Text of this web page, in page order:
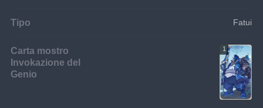
Tipo Fatui
Carta mostro
Invokazione del
Genio
1